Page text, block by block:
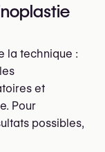
la technique :
et
Pour
possibles,